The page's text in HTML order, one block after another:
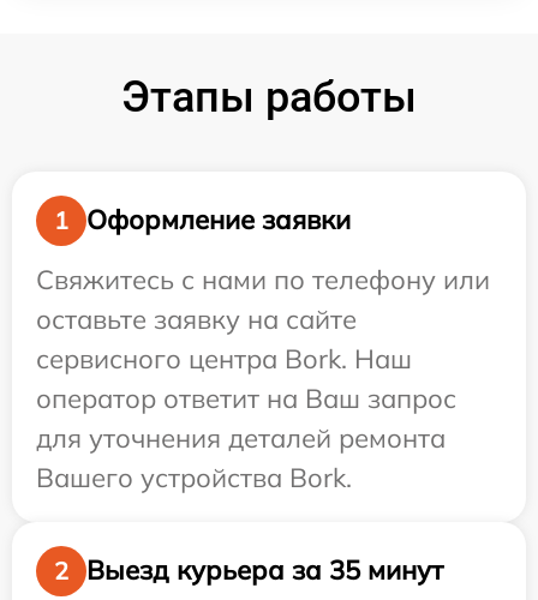
Этапы работы
1
Оформление заявки
Свяжитесь с нами по телефону или
оставьте заявку на сайте
сервисного центра Bork. Наш
оператор ответит на Ваш запрос
для уточнения деталей ремонта
Вашего устройства Bork.
2
Выезд курьера за 35 минут